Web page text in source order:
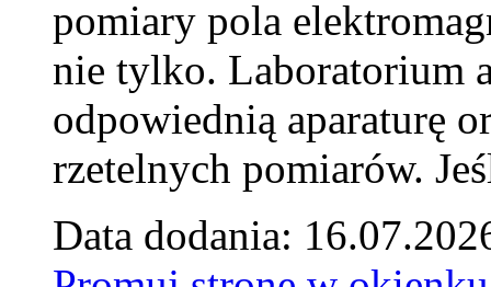
pomiary pola
nie tylko. Laboratorium
odpowiednią aparaturę
rzetelnych pomiarów.
Data dodania: